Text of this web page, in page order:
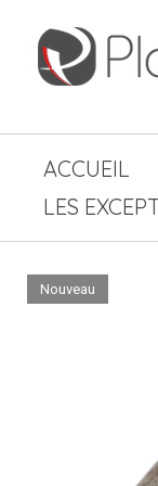
ACCUEIL
LES
Nouveau